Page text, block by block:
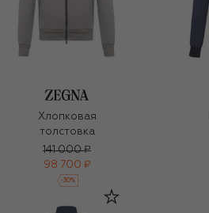
Хлопковая
толстовка
141 000 ₽
98 700 ₽
-30%